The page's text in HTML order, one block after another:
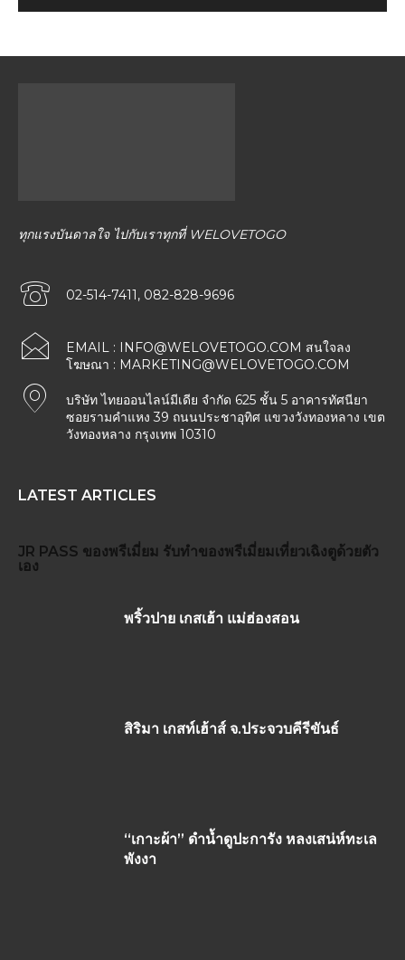
ทุกแรงบันดาลใจ ไปกับเราทุกที่ WELOVETOGO
02-514-7411, 082-828-9696
EMAIL : INFO@WELOVETOGO.COM สนใจลง
โฆษณา : MARKETING@WELOVETOGO.COM
บริษัท ไทยออนไลน์มีเดีย จำกัด 625 ชั้น 5 อาคารทัศนียา
ซอยรามคำแหง 39 ถนนประชาอุทิศ แขวงวังทองหลาง เขต
วังทองหลาง กรุงเทพ 10310
LATEST ARTICLES
JR PASS ของพรีเมี่ยม รับทำของพรีเมี่ยมเที่ยวเฉิงตูด้วยตัว
เอง
พริ้วปาย เกสเฮ้า แม่ฮ่องสอน
สิริมา เกสท์เฮ้าส์ จ.ประจวบคีรีขันธ์
“เกาะผ้า” ดำน้ำดูปะการัง หลงเสน่ห์ทะเล
พังงา